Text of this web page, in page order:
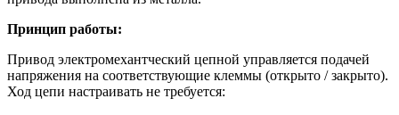
Принцип работы:
Привод электромехантческий цепной управляется подачей
напряжения на соответствующие клеммы (открыто / закрыто).
Ход цепи настраивать не требуется: